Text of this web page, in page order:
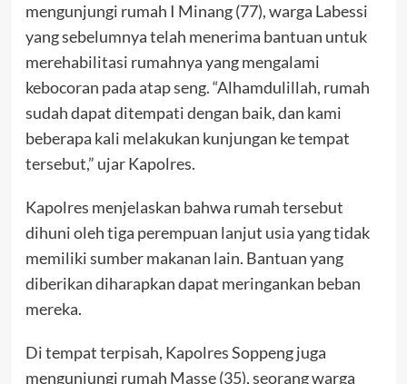
mengunjungi rumah I Minang (77), warga Labessi
yang sebelumnya telah menerima bantuan untuk
merehabilitasi rumahnya yang mengalami
kebocoran pada atap seng. “Alhamdulillah, rumah
sudah dapat ditempati dengan baik, dan kami
beberapa kali melakukan kunjungan ke tempat
tersebut,” ujar Kapolres.
Kapolres menjelaskan bahwa rumah tersebut
dihuni oleh tiga perempuan lanjut usia yang tidak
memiliki sumber makanan lain. Bantuan yang
diberikan diharapkan dapat meringankan beban
mereka.
Di tempat terpisah, Kapolres Soppeng juga
mengunjungi rumah Masse (35), seorang warga